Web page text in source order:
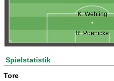
K. Wehling
R. Poenicke
Spielstatistik
Tore